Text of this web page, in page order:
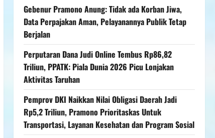
Gebenur Pramono Anung: Tidak ada Korban Jiwa,
Data Perpajakan Aman, Pelayanannya Publik Tetap
Berjalan
Perputaran Dana Judi Online Tembus Rp86,82
Triliun, PPATK: Piala Dunia 2026 Picu Lonjakan
Aktivitas Taruhan
Pemprov DKI Naikkan Nilai Obligasi Daerah Jadi
Rp5,2 Triliun, Pramono Prioritaskas Untuk
Transportasi, Layanan Kesehatan dan Program Sosial